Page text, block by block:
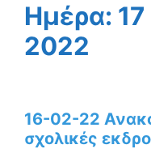
Ημέρα:
2022
16-02-22
σχολικές